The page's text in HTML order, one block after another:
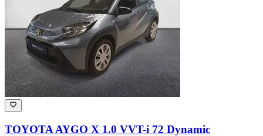
TOYOTA AYGO X 1.0 VVT-i 72 Dynamic